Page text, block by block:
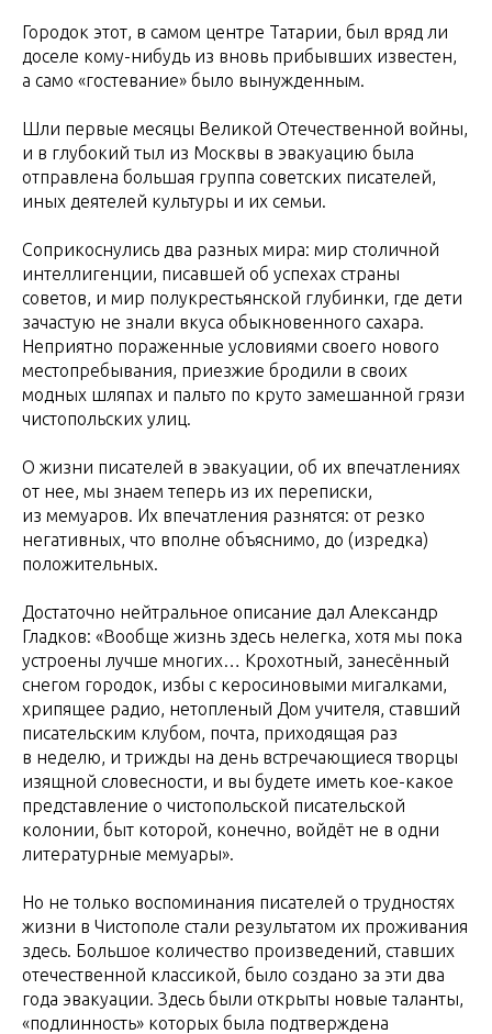
Городок этот, в самом центре Татарии, был вряд ли
доселе кому-нибудь из вновь прибывших известен,
а само «гостевание» было вынужденным.
Шли первые месяцы Великой Отечественной войны,
и в глубокий тыл из Москвы в эвакуацию была
отправлена большая группа советских писателей,
иных деятелей культуры и их семьи.
Соприкоснулись два разных мира: мир столичной
интеллигенции, писавшей об успехах страны
советов, и мир полукрестьянской глубинки, где дети
зачастую не знали вкуса обыкновенного сахара.
Неприятно пораженные условиями своего нового
местопребывания, приезжие бродили в своих
модных шляпах и пальто по круто замешанной грязи
чистопольских улиц.
О жизни писателей в эвакуации, об их впечатлениях
от нее, мы знаем теперь из их переписки,
из мемуаров. Их впечатления разнятся: от резко
негативных, что вполне объяснимо, до (изредка)
положительных.
Достаточно нейтральное описание дал Александр
Гладков: «Вообще жизнь здесь нелегка, хотя мы пока
устроены лучше многих… Крохотный, занесённый
снегом городок, избы с керосиновыми мигалками,
хрипящее радио, нетопленый Дом учителя, ставший
писательским клубом, почта, приходящая раз
в неделю, и трижды на день встречающиеся творцы
изящной словесности, и вы будете иметь кое-какое
представление о чистопольской писательской
колонии, быт которой, конечно, войдёт не в одни
литературные мемуары».
Но не только воспоминания писателей о трудностях
жизни в Чистополе стали результатом их проживания
здесь. Большое количество произведений, ставших
отечественной классикой, было создано за эти два
года эвакуации. Здесь были открыты новые таланты,
«подлинность» которых была подтверждена